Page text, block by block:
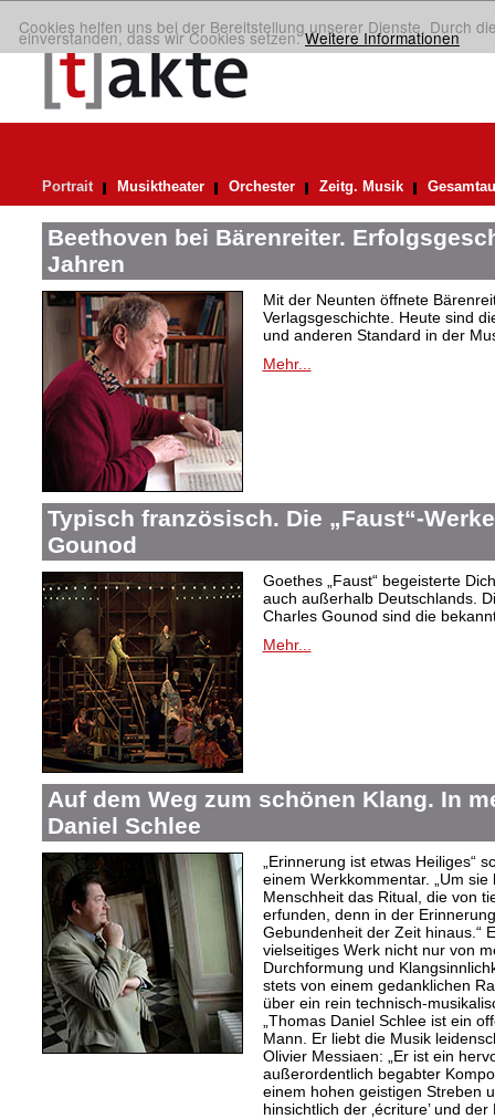
Cookies helfen uns bei der Bereitstellung unserer Dienste. Durch
einverstanden, dass wir Cookies setzen.Weitere Informationen
Portrait Musiktheater Orchester Zeitg. Musik
Beethoven bei Bärenreiter.
Jahren
Mit der Neunten öffnete
Verlagsgeschichte. Heute sind
und anderen Standard in der
Mehr...
Typisch französisch. Die „Faust“-
Gounod
Goethes „Faust“ begeisterte
auch außerhalb Deutschlands.
Charles Gounod sind die
Mehr...
Auf dem Weg zum schönen Klang. In
Daniel Schlee
„Erinnerung ist etwas Heiliges“
einem Werkkommentar. „Um
Menschheit das Ritual, die von
erfunden, denn in der
Gebundenheit der Zeit hinaus.“
vielseitiges Werk nicht nur von
Durchformung und
stets von einem gedanklichen
über ein rein technisch-
„Thomas Daniel Schlee ist ein
Mann. Er liebt die Musik
Olivier Messiaen: „Er ist ein
außerordentlich begabter
einem hohen geistigen Streben
hinsichtlich der ‚écriture’ und der